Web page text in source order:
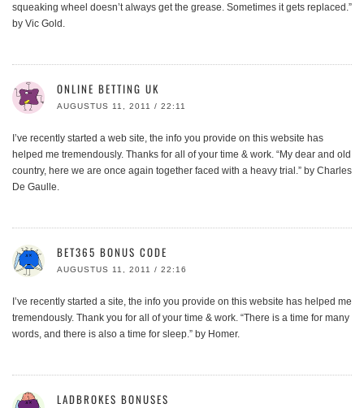
squeaking wheel doesn’t always get the grease. Sometimes it gets replaced.”
by Vic Gold.
ONLINE BETTING UK
AUGUSTUS 11, 2011 / 22:11
I’ve recently started a web site, the info you provide on this website has
helped me tremendously. Thanks for all of your time & work. “My dear and old
country, here we are once again together faced with a heavy trial.” by Charles
De Gaulle.
BET365 BONUS CODE
AUGUSTUS 11, 2011 / 22:16
I’ve recently started a site, the info you provide on this website has helped me
tremendously. Thank you for all of your time & work. “There is a time for many
words, and there is also a time for sleep.” by Homer.
LADBROKES BONUSES